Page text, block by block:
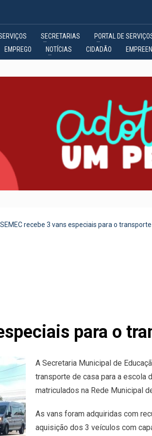
SECRETARIAS PORTAL DE
EMPREGO NOTÍCIAS CIDADÃO
SEMEC recebe 3 vans especiais para o
para o
A Secretaria Municipal de
transporte de casa para a escola
matriculados na Rede Municipal
As vans foram adquiridas com
aquisição dos 3 veículos com